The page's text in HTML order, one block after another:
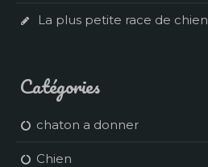
La plus petite race de chien
Catégories
chaton a donner
Chien